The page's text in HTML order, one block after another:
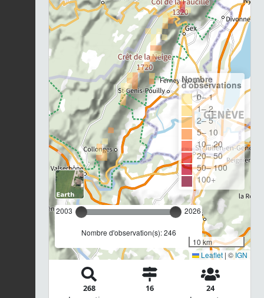
2003 2026
Nombre d'observation(s): 246
Nombre
d'observations
0– 1
1– 2
2– 5
5– 10
10– 20
20– 50
50– 100
100+
10 km
Leaflet | ©IGN
268 16 24